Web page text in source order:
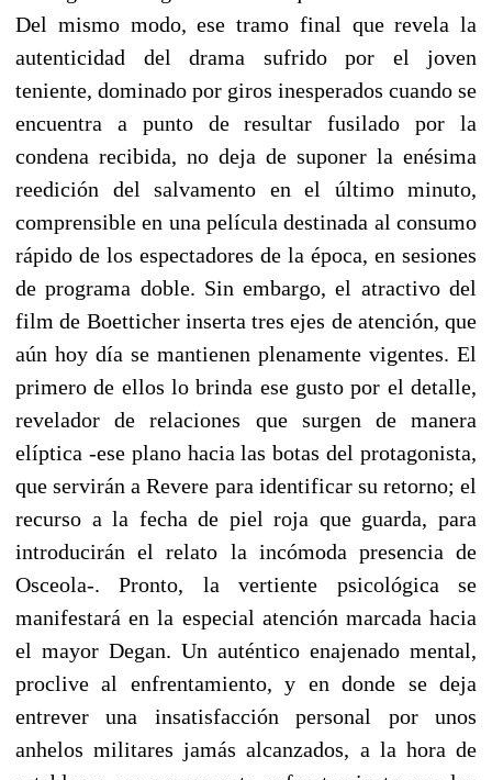
Del mismo modo, ese tramo final que revela la
autenticidad del drama sufrido por el joven
teniente, dominado por giros inesperados cuando se
encuentra a punto de resultar fusilado por la
condena recibida, no deja de suponer la enésima
reedición del salvamento en el último minuto,
comprensible en una película destinada al consumo
rápido de los espectadores de la época, en sesiones
de programa doble. Sin embargo, el atractivo del
film de Boetticher inserta tres ejes de atención, que
aún hoy día se mantienen plenamente vigentes. El
primero de ellos lo brinda ese gusto por el detalle,
revelador de relaciones que surgen de manera
elíptica -ese plano hacia las botas del protagonista,
que servirán a Revere para identificar su retorno; el
recurso a la fecha de piel roja que guarda, para
introducirán el relato la incómoda presencia de
Osceola-. Pronto, la vertiente psicológica se
manifestará en la especial atención marcada hacia
el mayor Degan. Un auténtico enajenado mental,
proclive al enfrentamiento, y en donde se deja
entrever una insatisfacción personal por unos
anhelos militares jamás alcanzados, a la hora de